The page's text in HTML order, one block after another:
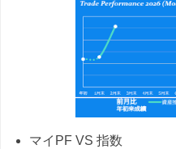
マイPF VS 指数